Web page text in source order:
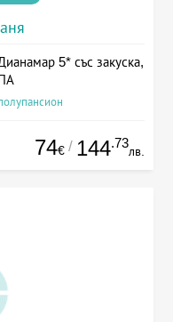
5* със закуска,
74€ / 144.73
лв.